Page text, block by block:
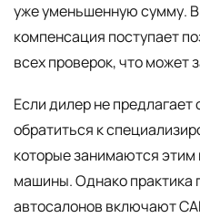
уже уменьшенную сумму. В
компенсация поступает
всех проверок, что может
Если дилер не
обратиться к
которые занимаются этим
машины. Однако практика
автосалонов включают